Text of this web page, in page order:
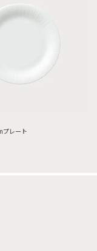
プレート